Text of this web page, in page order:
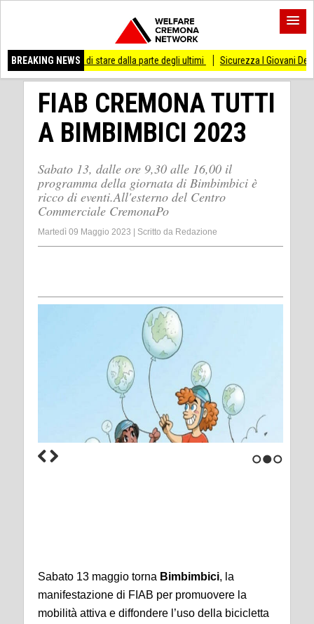
BREAKING NEWS
di stare dalla parte degli ultimi Sicurezza I Giovani Democratici
FIAB CREMONA TUTTI
A BIMBIMBICI 2023
Sabato 13, dalle ore 9,30 alle 16,00 il
programma della giornata di Bimbimbici è
ricco di eventi.All'esterno del Centro
Commerciale CremonaPo
Martedì 09 Maggio 2023 Scritto da Redazione
Sabato 13 maggio torna Bimbimbici, la
manifestazione di FIAB per promuovere la
mobilità attiva e diffondere l’uso della bicicletta